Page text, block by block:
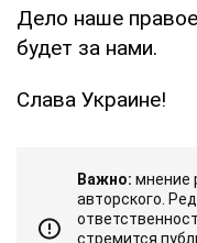
Дело наше
будет за нами.
Слава Украине!
Важно: мнение
авторского.
стремится